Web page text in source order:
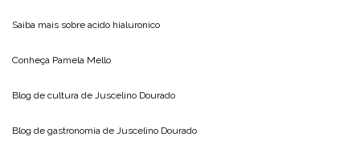
Saiba mais sobre acido hialuronico
Conheça Pamela Mello
Blog de cultura de Juscelino Dourado
Blog de gastronomia de Juscelino Dourado